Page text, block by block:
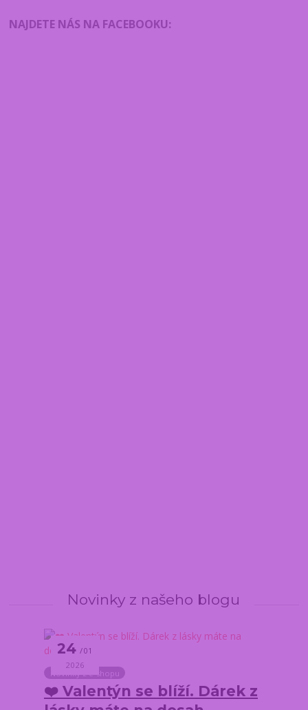
NAJDETE NÁS NA FACEBOOKU:
Novinky z našeho blogu
24 01
2026
Novinky z e-shopu
❤️ Valentýn se blíží. Dárek z